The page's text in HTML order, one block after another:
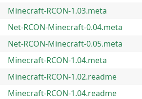
Minecraft-RCON-1.03.meta
Net-RCON-Minecraft-0.04.meta
Net-RCON-Minecraft-0.05.meta
Minecraft-RCON-1.04.meta
Minecraft-RCON-1.02.readme
Minecraft-RCON-1.04.readme